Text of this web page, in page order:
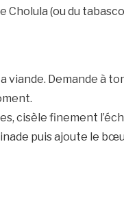
Cholula (ou du
viande. Demande à
cisèle finement
puis ajoute le